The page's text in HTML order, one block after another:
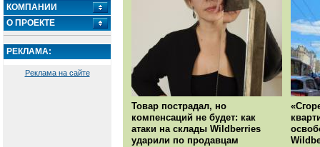
КОМПАНИИ
О ПРОЕКТЕ
РЕКЛАМА:
Реклама на сайте
Товар пострадал, но
компенсаций не будет: как
атаки на склады Wildberries
ударили по продавцам